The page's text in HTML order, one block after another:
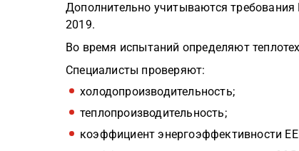
Дополнительно учитываются
2019.
Во время испытаний определяют
Специалисты проверяют:
холодопроизводительность;
теплопроизводительность;
коэффициент энергоэффективности